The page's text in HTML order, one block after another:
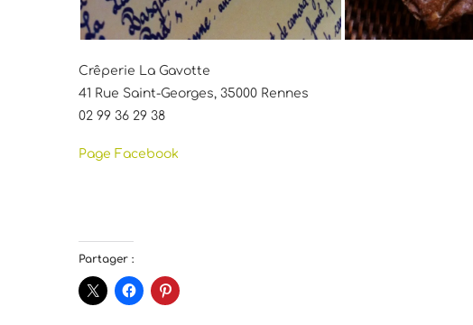
Crêperie La Gavotte
41 Rue Saint-Georges, 35000 Rennes
02 99 36 29 38
Page Facebook
Partager :